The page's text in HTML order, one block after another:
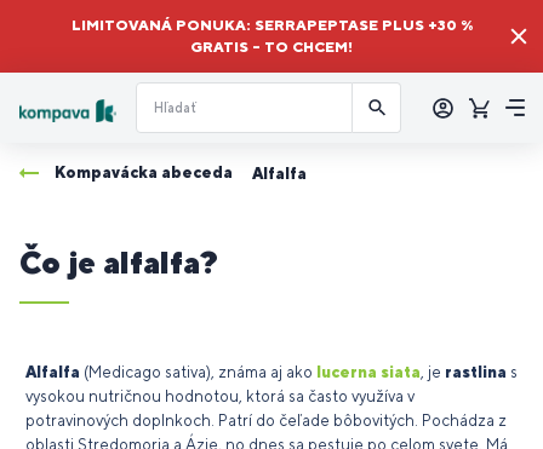
LIMITOVANÁ PONUKA: SERRAPEPTASE PLUS +30 %
GRATIS – TO CHCEM!
sa
Košík
Kompavácka abeceda Alfalfa
Čo je alfalfa?
Alfalfa (Medicago sativa), známa aj ako lucerna siata, je rastlina s
vysokou nutričnou hodnotou, ktorá sa často využíva v
potravinových doplnkoch. Patrí do čeľade bôbovitých. Pochádza z
oblasti Stredomoria a Ázie, no dnes sa pestuje po celom svete. Má